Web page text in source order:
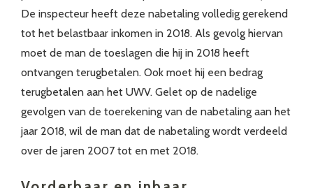
De inspecteur heeft deze nabetaling volledig gerekend
tot het belastbaar inkomen in 2018. Als gevolg hiervan
moet de man de toeslagen die hij in 2018 heeft
ontvangen terugbetalen. Ook moet hij een bedrag
terugbetalen aan het UWV. Gelet op de nadelige
gevolgen van de toerekening van de nabetaling aan het
jaar 2018, wil de man dat de nabetaling wordt verdeeld
over de jaren 2007 tot en met 2018.